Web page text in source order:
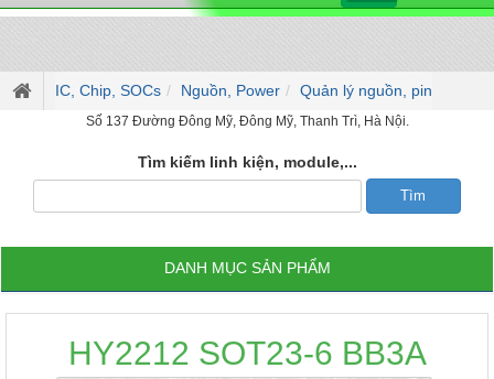
IC, Chip, SOCs Nguồn, Power Quản lý nguồn, pin
Số 137 Đường Đông Mỹ, Đông Mỹ, Thanh Trì, Hà Nội.
Tìm kiếm linh kiện, module,...
DANH MỤC SẢN PHẨM
HY2212 SOT23-6 BB3A